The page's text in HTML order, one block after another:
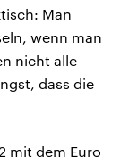
Man
wenn man
nicht alle
dass die
mit dem Euro